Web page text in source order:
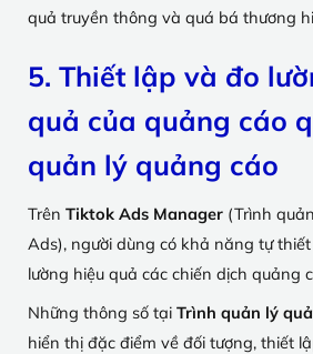
quả truyền thông và quá bá thương
5. Thiết lập và đo
quả của quảng cáo
quản lý quảng cáo
Trên Tiktok Ads Manager (Trình
Ads), người dùng có khả năng tự
lường hiệu quả các chiến dịch quảng
Những thông số tại Trình quản lý
hiển thị đặc điểm về đối tượng, thiết